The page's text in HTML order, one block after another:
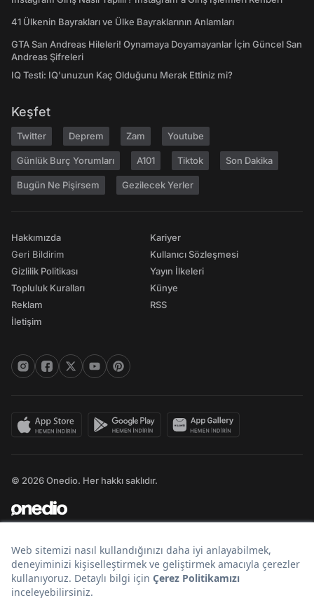
41 Ülkenin Bayrakları ve Ülke Bayraklarının Anlamları
GTA San Andreas Hileleri! Oynamaya Doyamayanlar İçin Güncel San
Andreas Şifreleri
IQ Testi: IQ'unuzun Kaç Olduğunu Merak Ettiniz mi?
Keşfet
Twitter Deprem Zam Youtube
Günlük Burç Yorumları A101 Tiktok Son Dakika
Bugün Ne Pişirsem Gezilecek Yerler
Hakkımızda
Geri Bildirim
Gizlilik Politikası
Topluluk Kuralları
Reklam
İletişim
Kariyer
Kullanıcı Sözleşmesi
Yayın İlkeleri
Künye
RSS
© 2026 Onedio. Her hakkı saklıdır.
Bir markasıdır.